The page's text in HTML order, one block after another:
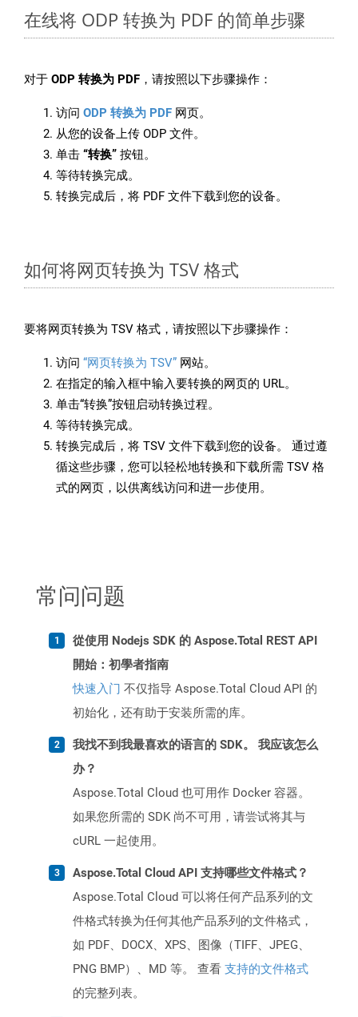
在线将 ODP 转换为 PDF 的简单步骤
对于 ODP 转换为 PDF ，请按照以下步骤操作：
访问 ODP 转换为 PDF 网页。
从您的设备上传 ODP 文件。
单击 “转换” 按钮。
等待转换完成。
转换完成后，将 PDF 文件下载到您的设备。
如何将网页转换为 TSV 格式
要将网页转换为 TSV 格式，请按照以下步骤操作：
访问 “网页转换为 TSV” 网站。
在指定的输入框中输入要转换的网页的 URL。
单击“转换”按钮启动转换过程。
等待转换完成。
转换完成后，将 TSV 文件下载到您的设备。 通过遵
循这些步骤，您可以轻松地转换和下载所需 TSV 格
式的网页，以供离线访问和进一步使用。
常问问题
從使用 Nodejs SDK 的 Aspose.Total REST API
開始：初學者指南
快速入门 不仅指导 Aspose.Total Cloud API 的
初始化，还有助于安装所需的库。
我找不到我最喜欢的语言的 SDK。 我应该怎么
办？
Aspose.Total Cloud 也可用作 Docker 容器。
如果您所需的 SDK 尚不可用，请尝试将其与
cURL 一起使用。
Aspose.Total Cloud API 支持哪些文件格式？
Aspose.Total Cloud 可以将任何产品系列的文
件格式转换为任何其他产品系列的文件格式，
如 PDF、DOCX、XPS、图像（TIFF、JPEG、
PNG BMP）、MD 等。 查看 支持的文件格式
的完整列表。